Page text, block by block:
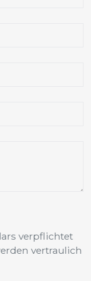
verpflichtet
vertraulich